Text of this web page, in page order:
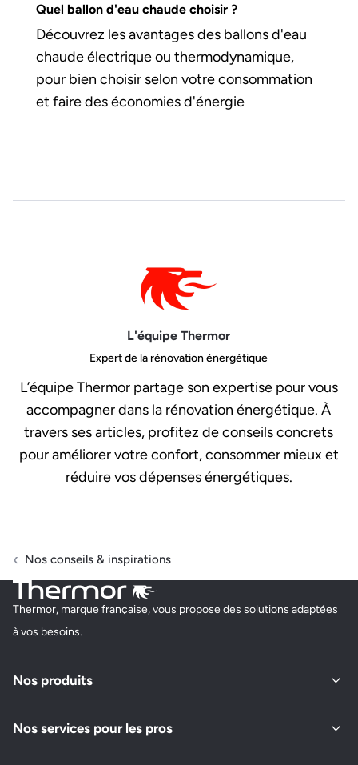
Quel ballon d'eau chaude choisir ?
Découvrez les avantages des ballons d'eau
chaude électrique ou thermodynamique,
pour bien choisir selon votre consommation
et faire des économies d'énergie
L'équipe Thermor
Expert de la rénovation énergétique
L’équipe Thermor partage son expertise pour vous
accompagner dans la rénovation énergétique. À
travers ses articles, profitez de conseils concrets
pour améliorer votre confort, consommer mieux et
réduire vos dépenses énergétiques.
Nos conseils & inspirations
Thermor, marque française, vous propose des solutions adaptées
à vos besoins.
Nos produits
Nos services pour les pros